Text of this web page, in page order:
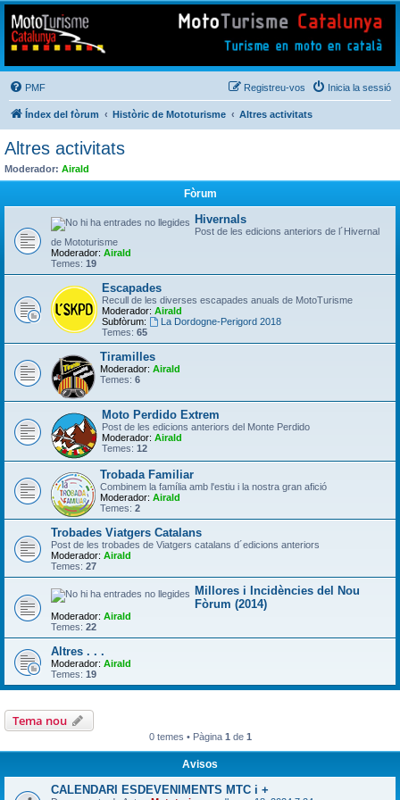
Mototurisme
Turisme en moto en català
PMF Inicia la sessió
Registreu-vos
Índex del fòrum Històric de Mototurisme Altres activitats
Altres activitats
Moderador: Airald
Fòrum
Hivernals
Post de les edicions anteriors de l´Hivernal
de Mototurisme
Moderador: Airald
Temes: 19
Escapades
Recull de les diverses escapades anuals de MotoTurisme
Moderador: Airald
Subfòrum:
La Dordogne-Perigord 2018
Temes: 65
Tiramilles
Moderador: Airald
Temes: 6
Moto Perdido Extrem
Post de les edicions anteriors del Monte Perdido
Moderador: Airald
Temes: 12
Trobada Familiar
Combinem la família amb l'estiu i la nostra gran afició
Moderador: Airald
Temes: 2
Trobades Viatgers Catalans
Post de les trobades de Viatgers catalans d´edicions anteriors
Moderador: Airald
Temes: 27
Millores i Incidències del Nou
Fòrum (2014)
Moderador: Airald
Temes: 22
Altres . . .
Moderador: Airald
Temes: 19
Tema nou
0 temes • Pàgina 1 de 1
Avisos
CALENDARI ESDEVENIMENTS MTC i +